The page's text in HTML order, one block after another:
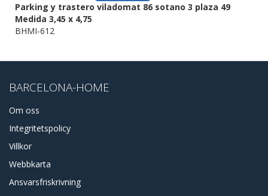
Parking y trastero viladomat 86 sotano 3 plaza 49
Medida 3,45 x 4,75
BHMI-612
BARCELONA-HOME
Om oss
Integritetspolicy
Villkor
Webbkarta
Ansvarsfriskrivning